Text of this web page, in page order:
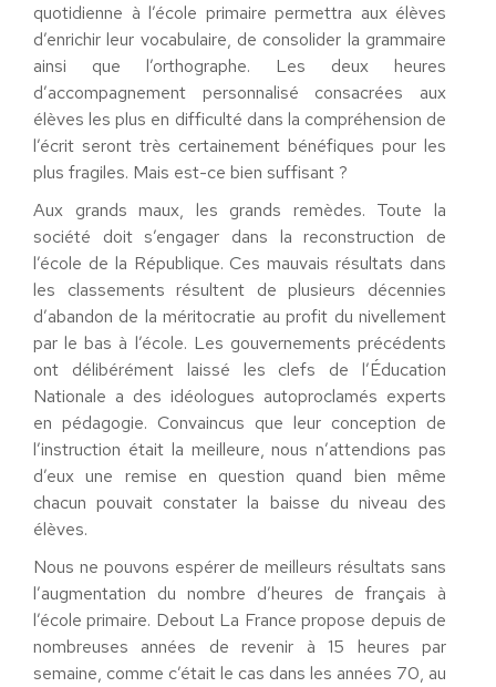
quotidienne à l’école primaire permettra aux élèves
d’enrichir leur vocabulaire, de consolider la grammaire
ainsi que l’orthographe. Les deux heures
d’accompagnement personnalisé consacrées aux
élèves les plus en difficulté dans la compréhension de
l’écrit seront très certainement bénéfiques pour les
plus fragiles. Mais est-ce bien suffisant ?
Aux grands maux, les grands remèdes. Toute la
société doit s’engager dans la reconstruction de
l’école de la République. Ces mauvais résultats dans
les classements résultent de plusieurs décennies
d’abandon de la méritocratie au profit du nivellement
par le bas à l’école. Les gouvernements précédents
ont délibérément laissé les clefs de l’Éducation
Nationale a des idéologues autoproclamés experts
en pédagogie. Convaincus que leur conception de
l’instruction était la meilleure, nous n’attendions pas
d’eux une remise en question quand bien même
chacun pouvait constater la baisse du niveau des
élèves.
Nous ne pouvons espérer de meilleurs résultats sans
l’augmentation du nombre d’heures de français à
l’école primaire. Debout La France propose depuis de
nombreuses années de revenir à 15 heures par
semaine, comme c’était le cas dans les années 70, au